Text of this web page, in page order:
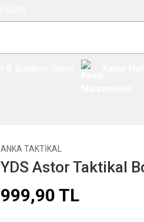
ANKA TAKTIKAL
YDS Astor Taktikal
999,90 TL